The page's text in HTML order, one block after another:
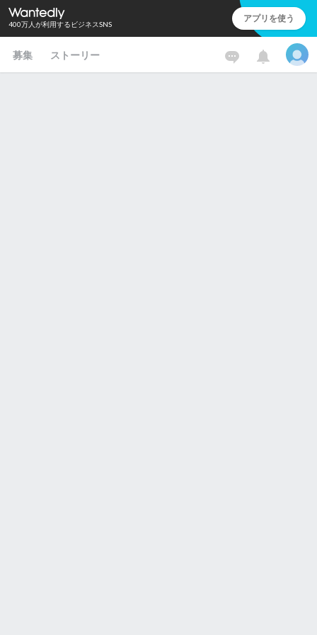
400万人が利用するビジネスSNS アプリを使う
募集 ストーリー